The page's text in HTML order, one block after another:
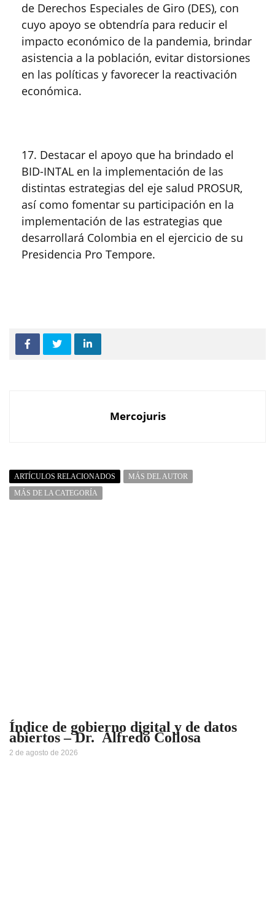
de Derechos Especiales de Giro (DES), con
cuyo apoyo se obtendría para reducir el
impacto económico de la pandemia, brindar
asistencia a la población, evitar distorsiones
en las políticas y favorecer la reactivación
económica.
17. Destacar el apoyo que ha brindado el
BID-INTAL en la implementación de las
distintas estrategias del eje salud PROSUR,
así como fomentar su participación en la
implementación de las estrategias que
desarrollará Colombia en el ejercicio de su
Presidencia Pro Tempore.
Mercojuris
ARTÍCULOS RELACIONADOS
MÁS DEL AUTOR
MÁS DE LA CATEGORÍA
Índice de gobierno digital y de datos
abiertos – Dr. Alfredo Collosa
2 de agosto de 2026